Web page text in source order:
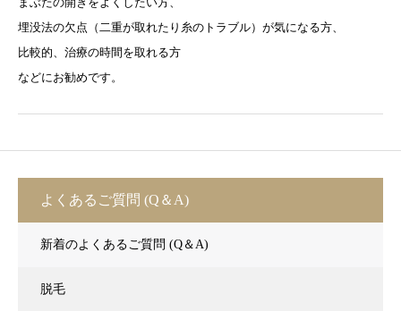
埋没法の欠点（二重が取れたり糸のトラブル）が気になる方、
比較的、治療の時間を取れる方
などにお勧めです。
よくあるご質問 (Q＆A)
新着のよくあるご質問 (Q＆A)
脱毛